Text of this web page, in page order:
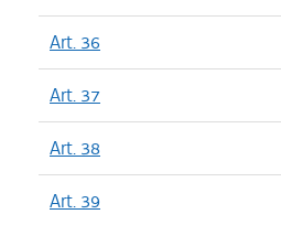
Art. 36
Art. 37
Art. 38
Art. 39